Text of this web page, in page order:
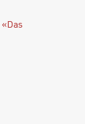
«Das